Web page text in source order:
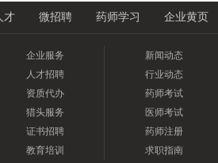
才 微招聘 药师学习 企业黄页
企业服务
人才招聘
资质代办
猎头服务
证书招聘
教育培训
新闻动态
行业动态
药师考试
医师考试
药师注册
求职指南